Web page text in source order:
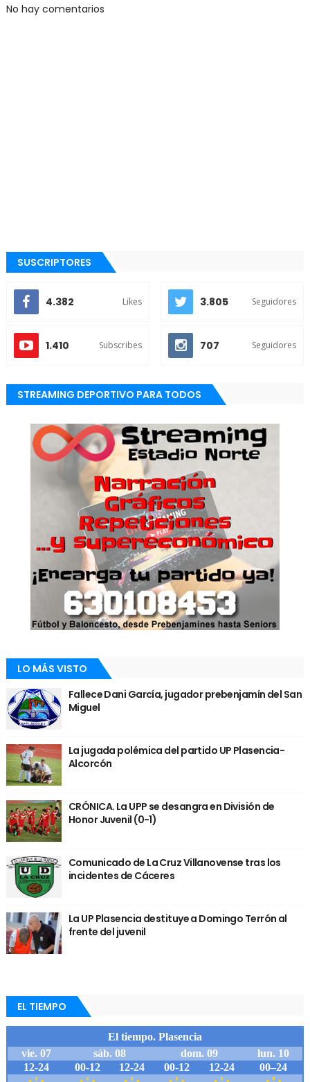
No hay comentarios
SUSCRIPTORES
4.382 Likes 3.805 Seguidores
1.410 Subscribes 707 Seguidores
STREAMING DEPORTIVO PARA TODOS
LO MÁS VISTO
Fallece Dani García, jugador prebenjamín del San
Miguel
La jugada polémica del partido UP Plasencia-
Alcorcón
CRÓNICA. La UPP se desangra en División de
Honor Juvenil (0-1)
Comunicado de La Cruz Villanovense tras los
incidentes de Cáceres
La UP Plasencia destituye a Domingo Terrón al
frente del juvenil
EL TIEMPO